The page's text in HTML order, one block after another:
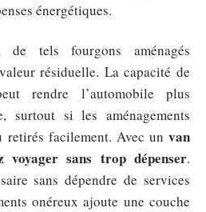
énergétiques.
de tels fourgons aménagés
résiduelle. La capacité de
rendre l’automobile plus
surtout si les aménagements
retirés facilement. Avec un van
voyager sans trop dépenser.
sans dépendre de services
onéreux ajoute une couche